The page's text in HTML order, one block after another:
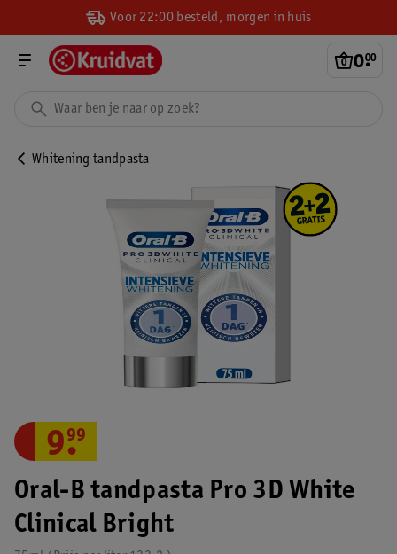
Voor 22:00 besteld, morgen in huis
0.
00
Whitening tandpasta
Oral-B tandpasta Pro 3D White
Clinical Bright
9.
99